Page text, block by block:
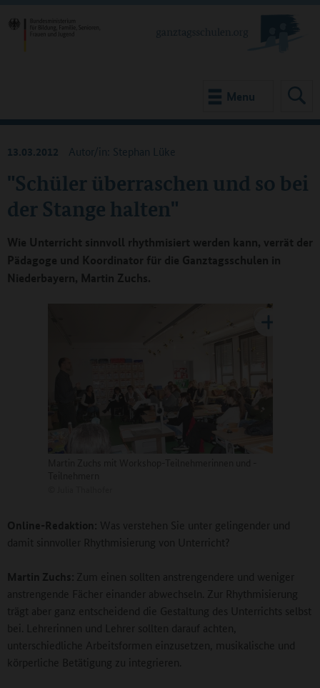
Menu
"Schüler überraschen und so bei
der Stange halten"
13.03.2012 Autor/in: Stephan Lüke
Wie Unterricht sinnvoll rhythmisiert werden kann, verrät der
Pädagoge und Koordinator für die Ganztagsschulen in
Niederbayern, Martin Zuchs.
Online-Redaktion: Was verstehen Sie unter gelingender und
damit sinnvoller Rhythmisierung von Unterricht?
Martin Zuchs: Zum einen sollten anstrengendere und weniger
anstrengende Fächer einander abwechseln. Zur Rhythmisierung
trägt aber ganz entscheidend die Gestaltung des Unterrichts selbst
bei. Lehrerinnen und Lehrer sollten darauf achten,
unterschiedliche Arbeitsformen einzusetzen, musikalische und
körperliche Betätigung zu integrieren.